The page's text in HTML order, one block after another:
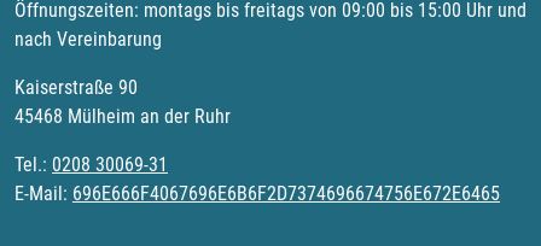
Öffnungszeiten: montags bis freitags von 09:00 bis 15:00 Uhr und
nach Vereinbarung
Kaiserstraße 90
45468 Mülheim an der Ruhr
Tel.: 0208 30069-31
E-Mail: 696E666F4067696E6B6F2D7374696674756E672E6465